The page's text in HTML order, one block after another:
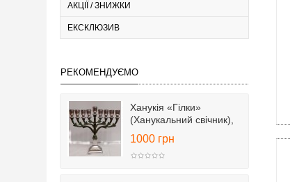
АКЦІЇ / ЗНИЖКИ
ЕКСКЛЮЗИВ
РЕКОМЕНДУЄМО
Ханукія «Гілки»
(Ханукальний свічник),
25 см
1000 грн